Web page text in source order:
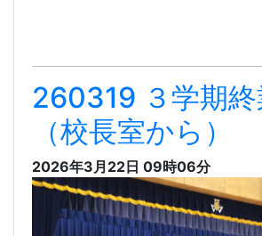
260319 ３学期
（校長室から）
2026年3月22日 09時06分